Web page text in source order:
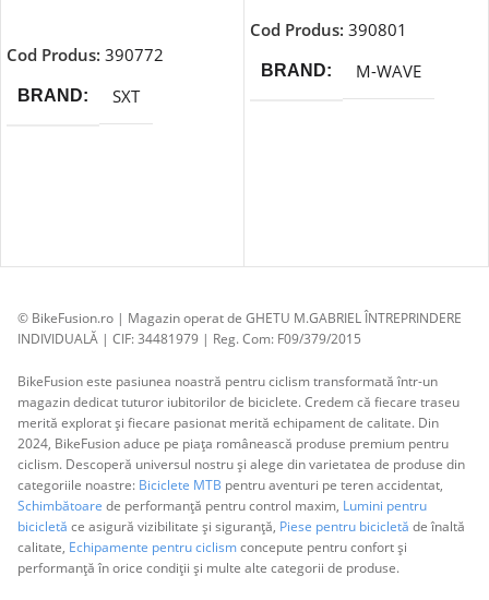
Cod Produs: 390772
BRAND SXT
Cod Produs: 390801
BRAND M-WAVE
© BikeFusion.ro | Magazin operat de GHETU M.GABRIEL ÎNTREPRINDERE
INDIVIDUALĂ | CIF: 34481979 | Reg. Com: F09/379/2015
BikeFusion este pasiunea noastră pentru ciclism transformată într-un
magazin dedicat tuturor iubitorilor de biciclete. Credem că fiecare traseu
merită explorat și fiecare pasionat merită echipament de calitate. Din
2024, BikeFusion aduce pe piața românească produse premium pentru
ciclism. Descoperă universul nostru și alege din varietatea de produse din
categoriile noastre: Biciclete MTB pentru aventuri pe teren accidentat,
Schimbătoare de performanță pentru control maxim, Lumini pentru
bicicletă ce asigură vizibilitate și siguranță, Piese pentru bicicletă de înaltă
calitate, Echipamente pentru ciclismconcepute pentru confort și
performanță în orice condiții și multe alte categorii de produse.